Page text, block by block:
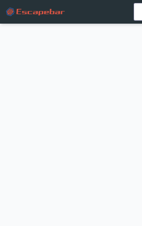
跳至主要內容